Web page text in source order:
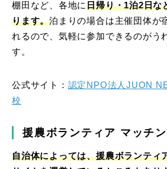
棚田など、各地に日帰り・1泊2日な
ります。泊まりの場合は主催団体が
れるので、気軽に参加できるのがう
す。
公式サイト： 認定NPO法人JUON
校
援農ボランティア マッチ
自治体によっては、援農ボランティ